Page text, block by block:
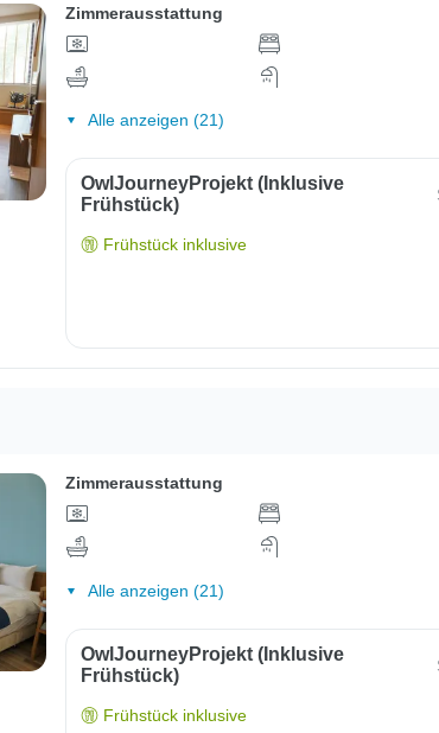
Zimmerausstattung
Alle anzeigen (21)
OwlJourneyProjekt (inklusive
Frühstück)
Frühstück inklusive
Zimmerausstattung
Alle anzeigen (21)
OwlJourneyProjekt (inklusive
Frühstück)
Frühstück inklusive